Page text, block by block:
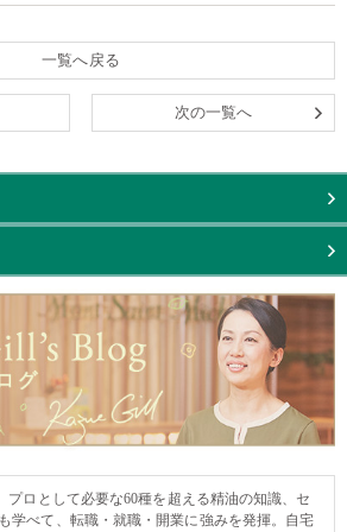
次の一覧へ
一覧へ戻る
プロとして必要な60種を超える精油の知識、セ
学べて、転職・就職・開業に強みを発揮。自宅